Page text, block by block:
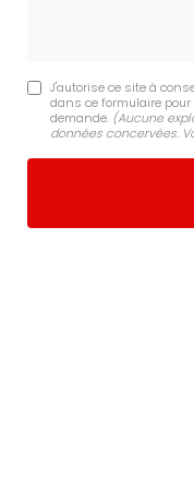
J'autorise ce site à
dans ce formulaire
demande. (Aucune
données concervées.